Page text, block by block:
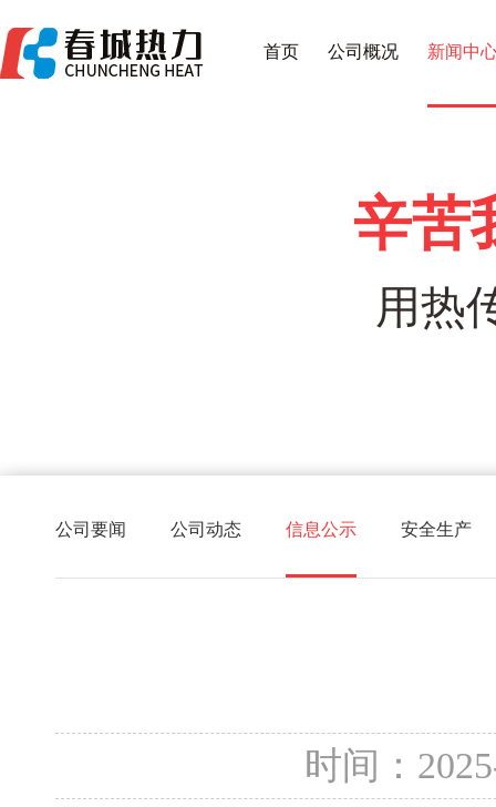
首页 公司概况 新闻中
辛苦
用热
公司要闻 公司动态 信息公示 安全生产
时间：